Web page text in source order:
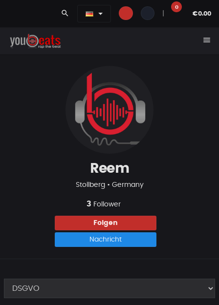
search
0
€0.00
menu
Reem
Stollberg • Germany
3 Follower
Folgen
Nachricht